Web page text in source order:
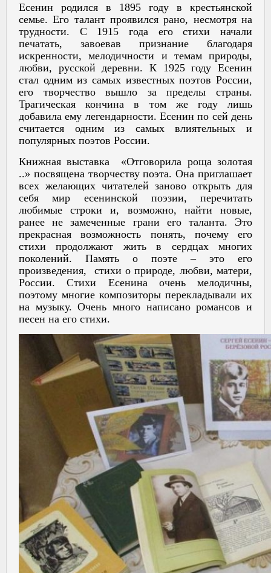
Есенин родился в 1895 году в крестьянской
семье. Его талант проявился рано, несмотря на
трудности. С 1915 года его стихи начали
печатать, завоевав признание благодаря
искренности, мелодичности и темам природы,
любви, русской деревни. К 1925 году Есенин
стал одним из самых известных поэтов России,
его творчество вышло за пределы страны.
Трагическая кончина в том же году лишь
добавила ему легендарности. Есенин по сей день
считается одним из самых влиятельных и
популярных поэтов России.
Книжная выставка «Отговорила роща золотая
..» посвящена творчеству поэта. Она приглашает
всех желающих читателей заново открыть для
себя мир есенинской поэзии, перечитать
любимые строки и, возможно, найти новые,
ранее не замеченные грани его таланта. Это
прекрасная возможность понять, почему его
стихи продолжают жить в сердцах многих
поколений. Память о поэте – это его
произведения, стихи о природе, любви, матери,
России. Стихи Есенина очень мелодичны,
поэтому многие композиторы перекладывали их
на музыку. Очень много написано романсов и
песен на его стихи.